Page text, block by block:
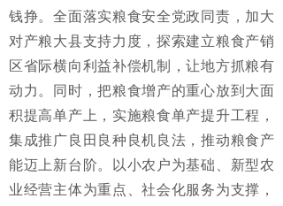
钱挣。全面落实粮食安全党政同责，加大
对产粮大县支持力度，探索建立粮食产销
区省际横向利益补偿机制，让地方抓粮有
动力。同时，把粮食增产的重心放到大面
积提高单产上，实施粮食单产提升工程，
集成推广良田良种良机良法，推动粮食产
能迈上新台阶。以小农户为基础、新型农
业经营主体为重点、社会化服务为支撑，